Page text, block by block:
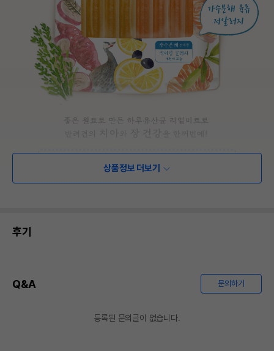
상품정보 더보기
후기
Q&A 문의하기
등록된 문의글이 없습니다.